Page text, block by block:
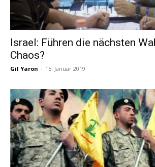
Israel: Führen die nächsten
Chaos?
Gil Yaron - 15. Januar 2019